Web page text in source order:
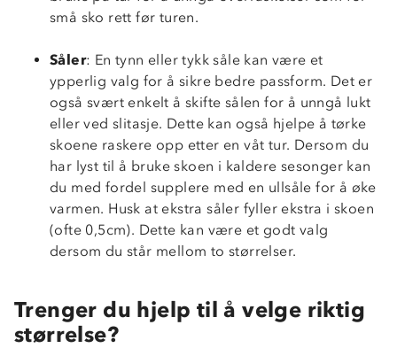
små sko rett før turen.
Såler: En tynn eller tykk såle kan være et
ypperlig valg for å sikre bedre passform. Det er
også svært enkelt å skifte sålen for å unngå lukt
eller ved slitasje. Dette kan også hjelpe å tørke
skoene raskere opp etter en våt tur. Dersom du
har lyst til å bruke skoen i kaldere sesonger kan
du med fordel supplere med en ullsåle for å øke
varmen. Husk at ekstra såler fyller ekstra i skoen
(ofte 0,5cm). Dette kan være et godt valg
dersom du står mellom to størrelser.
Trenger du hjelp til å velge riktig
størrelse?